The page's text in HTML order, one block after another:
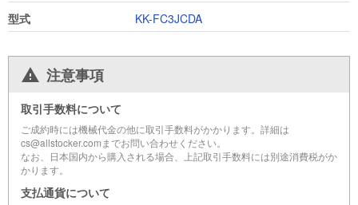
型式
KK-FC3JCDA
注意事項
取引手数料について
ご成約時には機械代金の他に取引手数料がかかります。詳細は
cs@allstocker.comまでお問い合わせください。
なお、日本国内から購入される場合、上記取引手数料には別途消費税がか
かります。
支払通貨について